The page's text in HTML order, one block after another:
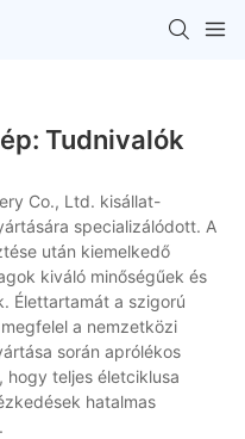
Tudnivalók
Co., Ltd. kisállat-
specializálódott. A
után kiemelkedő
kiváló minőségűek és
Élettartamát a szigorú
a nemzetközi
során aprólékos
teljes életciklusa
hatalmas